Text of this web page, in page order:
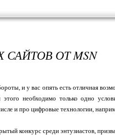
ОТ MSN
и у вас опять есть отличная
этого необходимо только одно
и про цифровые технологии,
конкурс среди энтузиастов,